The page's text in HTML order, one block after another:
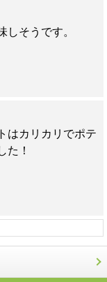
しそうです。
はカリカリでポテ
た！